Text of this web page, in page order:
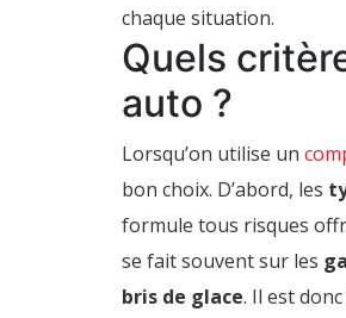
chaque situation.
Quels
auto ?
Lorsqu’on utilise un
bon choix. D’abord, les
formule tous risques
se fait souvent sur les
bris de glace. Il est